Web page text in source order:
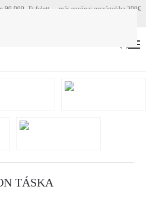
90 000.-Ft felett - más európai országokba 300€
TÁSKA